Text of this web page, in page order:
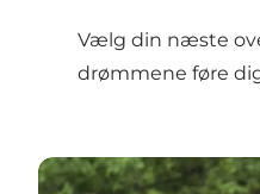
Vælg din næste
drømmene føre
Birkhede Camping